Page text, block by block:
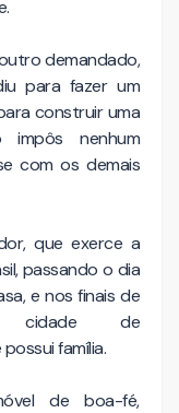
demandado,
para fazer um
construir uma
nenhum
com os demais
que exerce a
passando o dia
e nos finais de
de
família.
de boa-fé,